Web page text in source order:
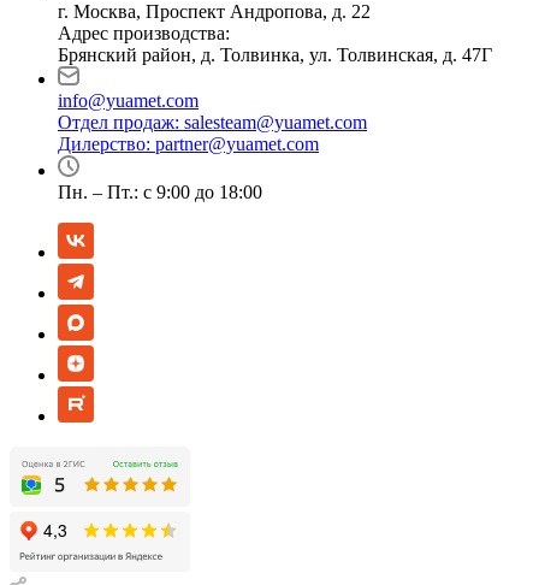
г. Москва, Проспект Андропова, д. 22
Адрес производства:
Брянский район, д. Толвинка, ул. Толвинская, д. 47Г
info@yuamet.com
Отдел продаж: salesteam@yuamet.com
Дилерство: partner@yuamet.com
Пн. – Пт.: с 9:00 до 18:00